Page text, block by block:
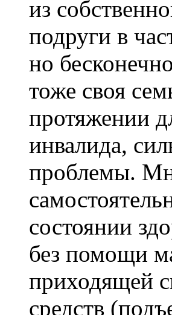
из
подруги в
но
тоже своя
протяжении
инвалида,
проблемы.
состоянии
без помощи
приходящей
средств